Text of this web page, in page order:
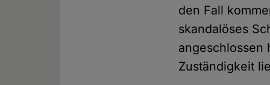
den Fall
skandalöses
angeschlossen
Zuständigkeit